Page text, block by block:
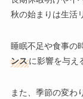
秋の始まりは生活
睡眠不足や食事の
ンスに影響を与え
また、季節の変わ